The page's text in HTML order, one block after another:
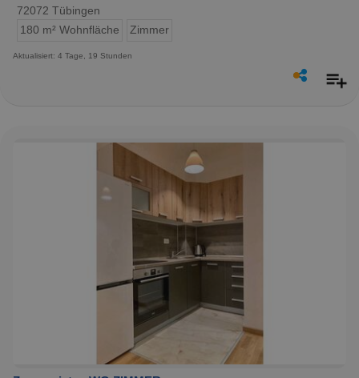
72072 Tübingen
180 m² Wohnfläche
Zimmer
Aktualisiert: 4 Tage, 19 Stunden